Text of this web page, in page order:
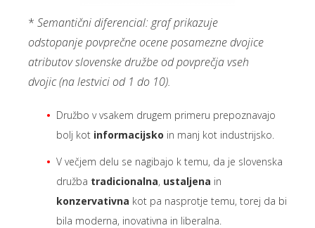
* Semantični diferencial: graf prikazuje
odstopanje povprečne ocene posamezne dvojice
atributov slovenske družbe od povprečja vseh
dvojic (na lestvici od 1 do 10).
Družbo v vsakem drugem primeru prepoznavajo
bolj kot informacijsko in manj kot industrijsko.
V večjem delu se nagibajo k temu, da je slovenska
družba tradicionalna, ustaljena in
konzervativna kot pa nasprotje temu, torej da bi
bila moderna, inovativna in liberalna.